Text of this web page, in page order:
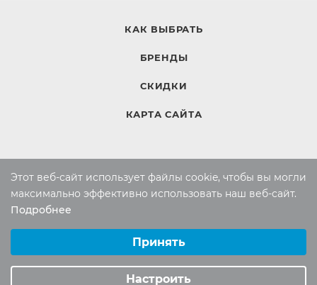
КАК ВЫБРАТЬ
БРЕНДЫ
СКИДКИ
КАРТА САЙТА
Компания
Этот веб-сайт использует файлы cookie, чтобы вы могли
максимально эффективно использовать наш веб-сайт.
Подробнее
Аналитические/Функциональные
Принять
Настроить